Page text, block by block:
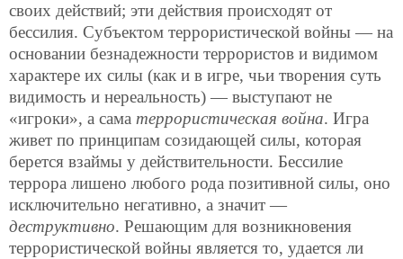
своих действий; эти действия происходят от
бессилия. Субъектом террористической войны — на
основании безнадежности террористов и видимом
характере их силы (как и в игре, чьи творения суть
видимость и нереальность) — выступают не
«игроки», а сама террористическая война. Игра
живет по принципам созидающей силы, которая
берется взаймы у действительности. Бессилие
террора лишено любого рода позитивной силы, оно
исключительно негативно, а значит —
деструктивно. Решающим для возникновения
террористической войны является то, удается ли